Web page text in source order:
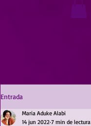
Entrada
Maria Aduke Alabi
14 jun 2022 7 min de lectura